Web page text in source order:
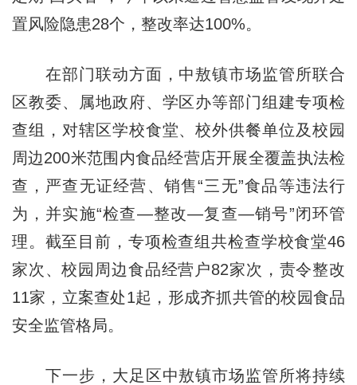
置风险隐患28个，整改率达100%。
在部门联动方面，中敖镇市场监管所联合
区教委、属地政府、学区办等部门组建专项检
查组，对辖区学校食堂、校外供餐单位及校园
周边200米范围内食品经营店开展全覆盖执法检
查，严查无证经营、销售“三无”食品等违法行
为，并实施“检查—整改—复查—销号”闭环管
理。截至目前，专项检查组共检查学校食堂46
家次、校园周边食品经营户82家次，责令整改
11家，立案查处1起，形成齐抓共管的校园食品
安全监管格局。
下一步，大足区中敖镇市场监管所将持续